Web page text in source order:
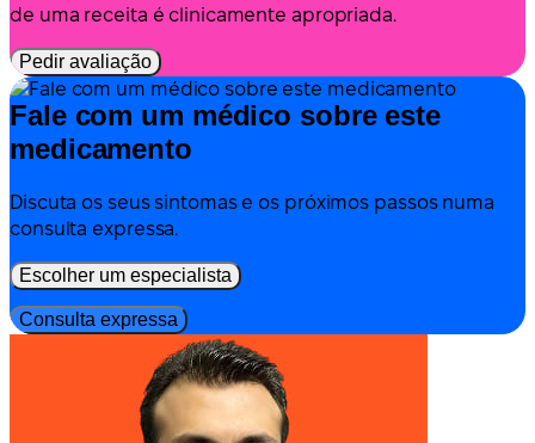
de uma receita é clinicamente apropriada.
Pedir avaliação
Fale com um médico sobre este
medicamento
Discuta os seus sintomas e os próximos passos numa
consulta expressa.
Escolher um especialista
Consulta expressa